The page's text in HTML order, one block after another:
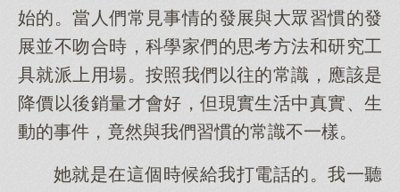
始的。當人們常見事情的發展與大眾習慣的發
展並不吻合時，科學家們的思考方法和研究工
具就派上用場。按照我們以往的常識，應該是
降價以後銷量才會好，但現實生活中真實、生
動的事件，竟然與我們習慣的常識不一樣。
她就是在這個時候給我打電話的。我一聽